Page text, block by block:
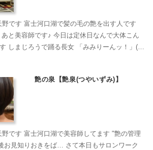
野です 富士河口湖で髪の毛の艶を出す人です
と美容師です♪ 今日は定休日なんで大体こん
しまじろうで踊る長女 ​「みみりーんッ！」(し
艶の泉【艶泉(つやいずみ)】
野です 富士河口湖で美容師してます "艶の管理
お見知りおきをば… さて本日もサロンワーク